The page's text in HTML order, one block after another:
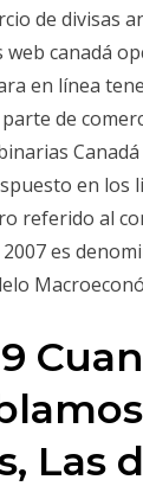
de divisas
canadá
en línea
de
en los
referido al
es
Las